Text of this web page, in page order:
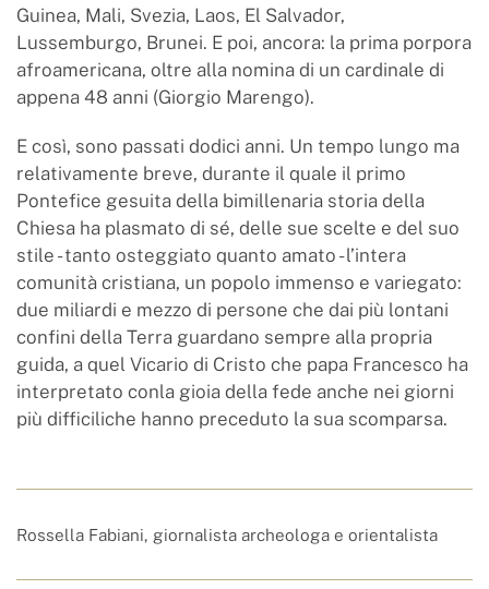
Guinea, Mali, Svezia, Laos, El Salvador,
Lussemburgo, Brunei. E poi, ancora: la prima porpora
afroamericana, oltre alla nomina di un cardinale di
appena 48 anni (Giorgio Marengo).
E così, sono passati dodici anni. Un tempo lungo ma
relativamente breve, durante il quale il primo
Pontefice gesuita della bimillenaria storia della
Chiesa ha plasmato di sé, delle sue scelte e del suo
stile - tanto osteggiato quanto amato - l’intera
comunità cristiana, un popolo immenso e variegato:
due miliardi e mezzo di persone che dai più lontani
confini della Terra guardano sempre alla propria
guida, a quel Vicario di Cristo che papa Francesco ha
interpretato conla gioia della fede anche nei giorni
più difficiliche hanno preceduto la sua scomparsa.
Rossella Fabiani, giornalista archeologa e orientalista